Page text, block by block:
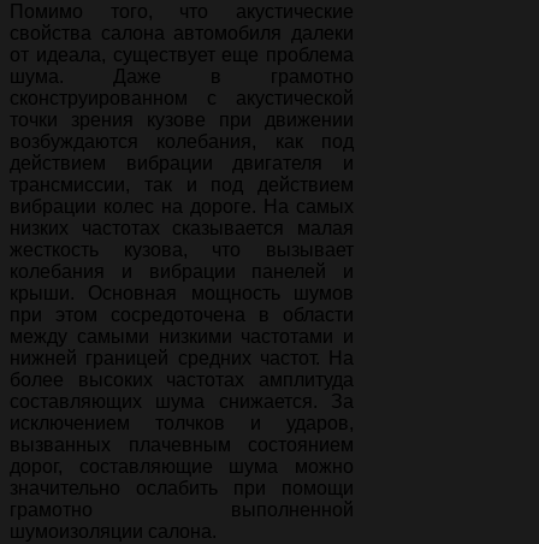
Помимо того, что акустические
свойства салона автомобиля далеки
от идеала, существует еще проблема
шума. Даже в грамотно
сконструированном с акустической
точки зрения кузове при движении
возбуждаются колебания, как под
действием вибрации двигателя и
трансмиссии, так и под действием
вибрации колес на дороге. На самых
низких частотах сказывается малая
жесткость кузова, что вызывает
колебания и вибрации панелей и
крыши. Основная мощность шумов
при этом сосредоточена в области
между самыми низкими частотами и
нижней границей средних частот. На
более высоких частотах амплитуда
составляющих шума снижается. За
исключением толчков и ударов,
вызванных плачевным состоянием
дорог, составляющие шума можно
значительно ослабить при помощи
грамотно выполненной
шумоизоляции салона.